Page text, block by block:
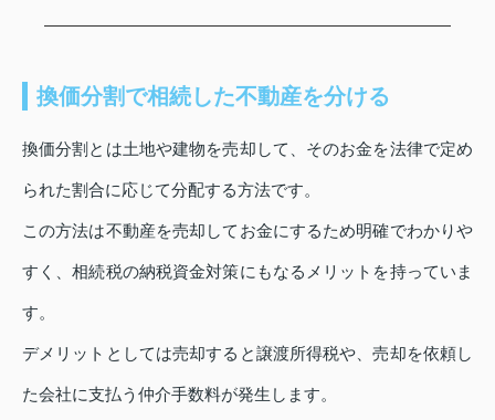
換価分割で相続した不動産を分ける
換価分割とは土地や建物を売却して、そのお金を法律で定め
られた割合に応じて分配する方法です。
この方法は不動産を売却してお金にするため明確でわかりや
すく、相続税の納税資金対策にもなるメリットを持っていま
す。
デメリットとしては売却すると譲渡所得税や、売却を依頼し
た会社に支払う仲介手数料が発生します。